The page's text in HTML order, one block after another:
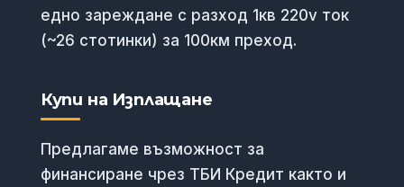
едно зареждане с разход 1кв 220v ток
(~26 стотинки) за 100км преход.
Купи на Изплащане
Предлагаме възможност за
финансиране чрез ТБИ Кредит както и